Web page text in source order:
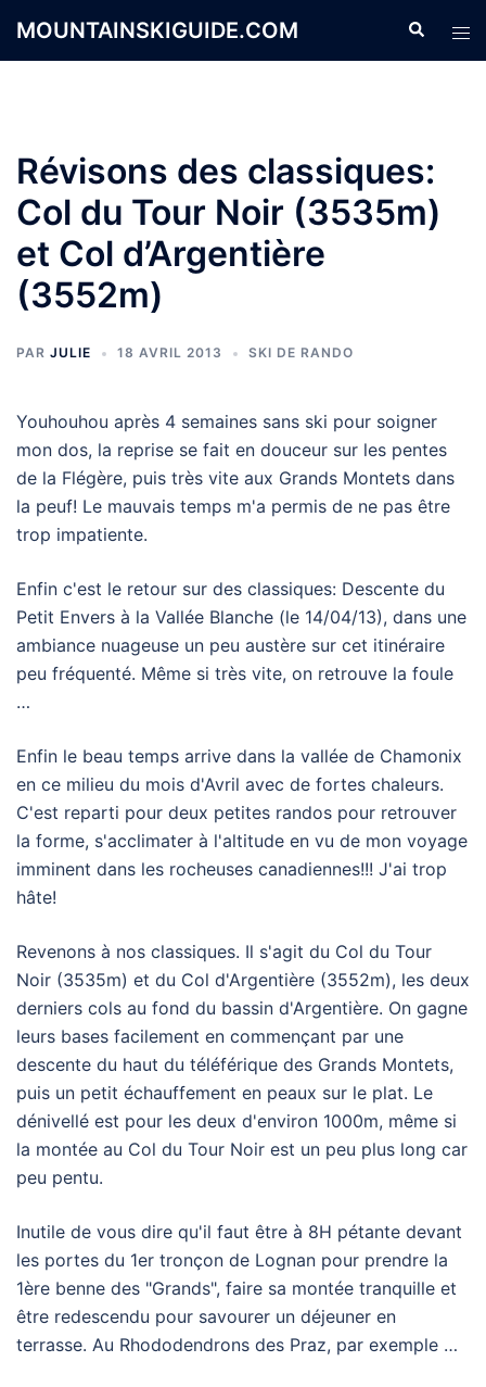
auMOUNTAINSKIGUIDE.COM
le
Révisons des classiques:
Col du Tour Noir (3535m)
et Col d’Argentière
(3552m)
PAR JULIE 18 AVRIL 2013 SKI DE RANDO
Youhouhou après 4 semaines sans ski pour soigner
mon dos, la reprise se fait en douceur sur les pentes
de la Flégère, puis très vite aux Grands Montets dans
la peuf! Le mauvais temps m'a permis de ne pas être
trop impatiente.
Enfin c'est le retour sur des classiques: Descente du
Petit Envers à la Vallée Blanche (le 14/04/13), dans une
ambiance nuageuse un peu austère sur cet itinéraire
peu fréquenté. Même si très vite, on retrouve la foule
…
Enfin le beau temps arrive dans la vallée de Chamonix
en ce milieu du mois d'Avril avec de fortes chaleurs.
C'est reparti pour deux petites randos pour retrouver
la forme, s'acclimater à l'altitude en vu de mon voyage
imminent dans les rocheuses canadiennes!!! J'ai trop
hâte!
Revenons à nos classiques. Il s'agit du Col du Tour
Noir (3535m) et du Col d'Argentière (3552m), les deux
derniers cols au fond du bassin d'Argentière. On gagne
leurs bases facilement en commençant par une
descente du haut du téléférique des Grands Montets,
puis un petit échauffement en peaux sur le plat. Le
dénivellé est pour les deux d'environ 1000m, même si
la montée au Col du Tour Noir est un peu plus long car
peu pentu.
Inutile de vous dire qu'il faut être à 8H pétante devant
les portes du 1er tronçon de Lognan pour prendre la
1ère benne des "Grands", faire sa montée tranquille et
être redescendu pour savourer un déjeuner en
terrasse. Au Rhododendrons des Praz, par exemple …